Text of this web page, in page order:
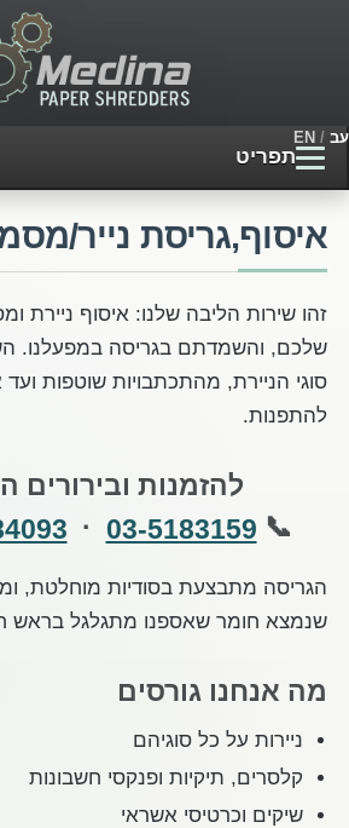
תפריט
עב /
EN
איסוף,גריסת נייר/
זהו שירות הליבה שלנו: איסוף ניירת
שלכם, והשמדתם בגריסה במפעלנו.
סוגי הניירת, מהתכתבויות שוטפות ועד
להתפנות.
להזמנות ובירורים
📞
03-5183159
·
הגריסה מתבצעת בסודיות מוחלטת,
שנמצא חומר שאספנו מתגלגל בראש
מה אנחנו גורסים
ניירות על כל סוגיהם
קלסרים, תיקיות ופנקסי חשבונות
שיקים וכרטיסי אשראי